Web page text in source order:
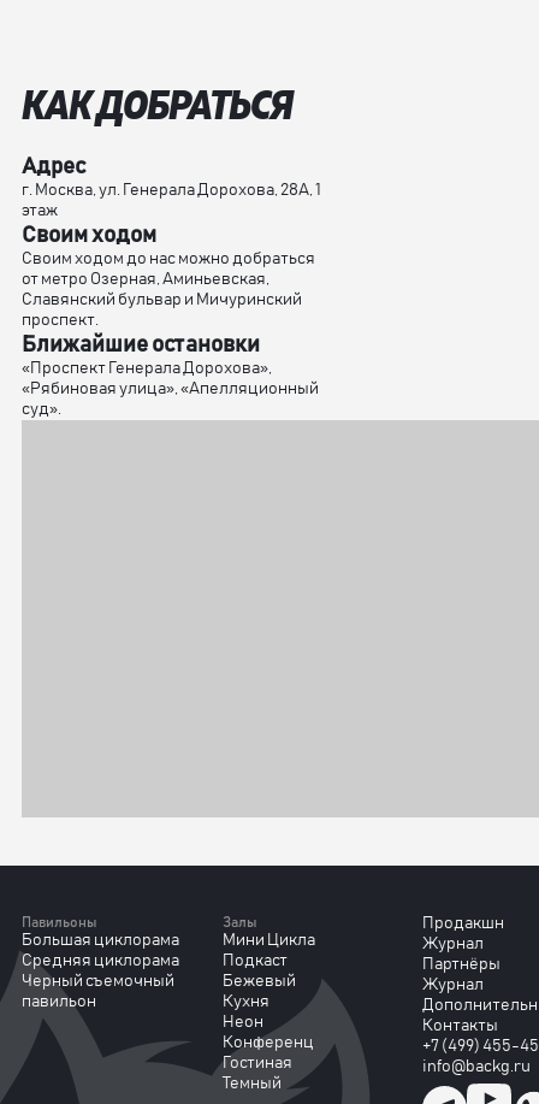
КАК ДОБРАТЬСЯ
Адрес
г. Москва, ул. Генерала Дорохова, 28А, 1
этаж
Своим ходом
Своим ходом до нас можно добраться
от метро Озерная, Аминьевская,
Славянский бульвар и Мичуринский
проспект.
Ближайшие остановки
«Проспект Генерала Дорохова»,
«Рябиновая улица», «Апелляционный
суд».
Павильоны
Большая циклорама
Средняя циклорама
Черный съемочный
павильон
Залы
Мини Цикла
Подкаст
Бежевый
Кухня
Неон
Конференц
Гостиная
Темный
Продакшн
Журнал
Партнёры
Журнал
Контакты
+7 (499) 455-
info@backg.ru